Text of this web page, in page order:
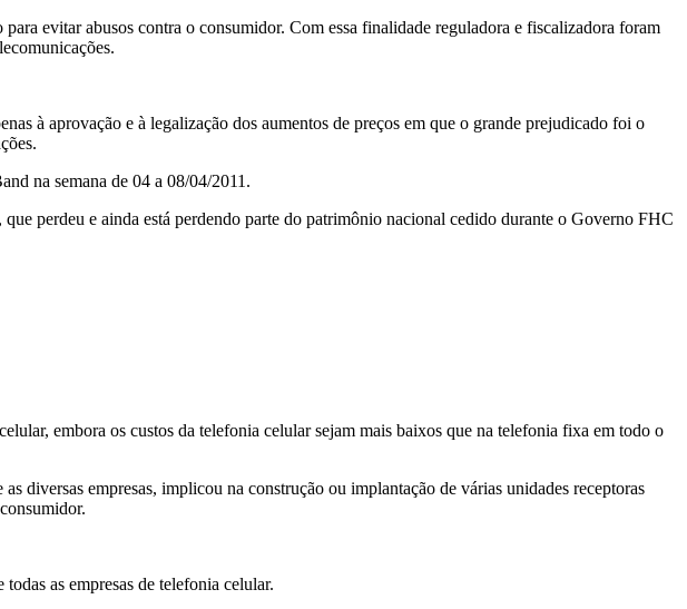
evitar abusos contra o consumidor. Com essa finalidade reguladora e fiscalizadora foram
à aprovação e à legalização dos aumentos de preços em que o grande prejudicado foi o
na semana de 04 a 08/04/2011.
perdeu e ainda está perdendo parte do patrimônio nacional cedido durante o Governo FHC
embora os custos da telefonia celular sejam mais baixos que na telefonia fixa em todo o
diversas empresas, implicou na construção ou implantação de várias unidades receptoras
as empresas de telefonia celular.